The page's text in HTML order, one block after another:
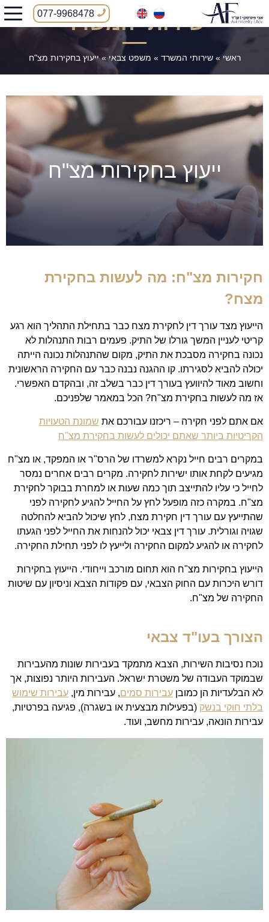
077-9968478שירותי המשרד
ראשי»שירותי המשרד » משפט צבאי»ייעוץ בחקירות מצ"ח
ייעוץ בחקירות מצ"ח
חקירות מצ"ח: מה לעשות בחקירת
מצח?
הייעוץ מצד עורך דין לחקירת מצח כבר בתחילת התהליך הוא רגע
קריטי לעניין המשך גורלו של התיק. פעמים רבות התנהלות לא
נכונה בחקירה מסבכת את התיק, מקום שהתנהלות נכונה הייתה
יכולה להביא לסגירתו. קו ההגנה נבנה כבר עם החקירה הראשונית
וחשוב מאוד להיוועץ בעורך דין כבר בשלב זה, ובהקדם האפשרי.
אז מה לעשות בחקירת מצ"ח? הכל במאמר שלפניכם.
אם אתם לפני חקירה – ריכזנו עבורכם את שמונת הטעויות
הקריטיות ביותר שאתם יכולים לעשות בחקירת מצ"ח
במקרים רבים חייל נקרא למשרדו של הרס"ר או המפקד, או מצ"ח
מגיעים לקחת אותו ישירות לחקירה. מקרים רבים אחרים נמסר
לחייל כי עליו להתייצב תוך כמה שעות או למחרת בבוקר לחקירת
מצ"ח. במקרה כזה מופעל לחץ על החייל להגיע לחקירה לפני
שהתייעץ עם עורך דין חקירת מצח, לחץ שיכול להביא להחלטה
שגויה וגורלית. עורך דין צבאי יכול להנחות את החייל לפני הגעתו
לחקירה או להגיע למקום החקירה ולייעץ לו לפני תחילת החקירה.
הייעוץ בחקירות מצ"ח הוא תחום מורכב וייחודי. הייעוץ בחקירות
דורש היכרות עם החוק הצבאי, עם פקודות הצבא וניסיון עם שיטות
החקירה של מצ"ח.
הצורך בעו"ד צבאי
נוכח נסיבות השירות, הצבא מתמקד בעבירות שונות מהעבירות
שבמוקד העבודה של משטרת ישראל. העבירות היותר נפוצות, אך
לא הבלעדיות הן כמובן עבירות סמים, עבירות מין, עבירות שימוש
בלתי חוקי בנשק (בפעילות מבצעית או בשגרה), פגיעה בפרטיות,
עבירות הונאה, עבירות מחשב, ועוד.